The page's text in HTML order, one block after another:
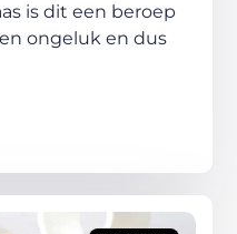
is dit een beroep
ongeluk en dus